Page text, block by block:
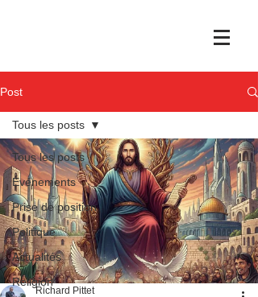
Post
Tous les posts
Événements
Prise de position
Politique
Actualités
Religion
Tous les posts
Richard Pittet